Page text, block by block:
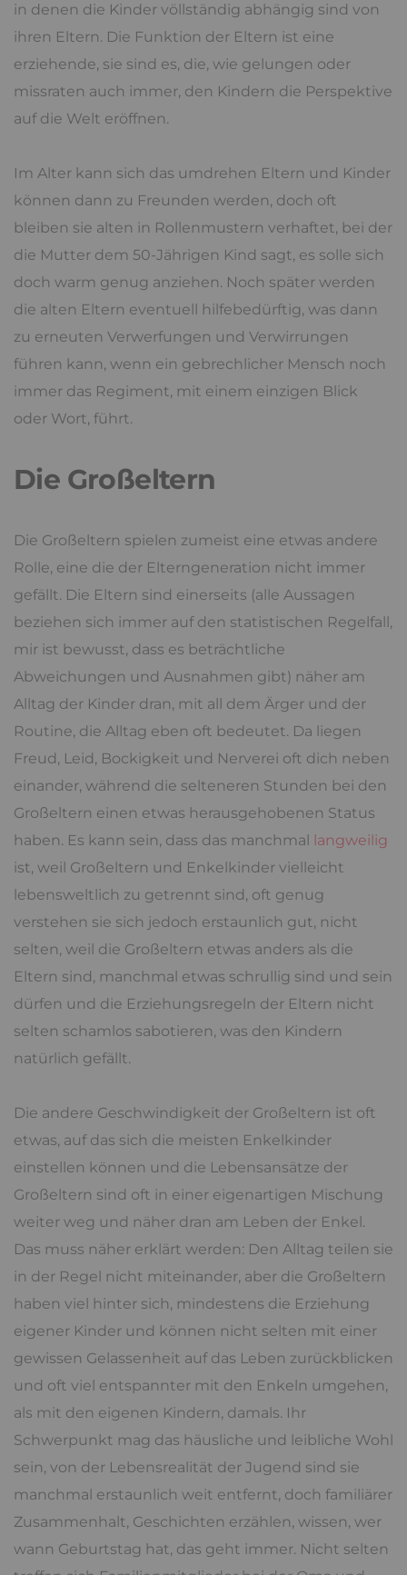
in denen die Kinder völlständig abhängig sind von
ihren Eltern. Die Funktion der Eltern ist eine
erziehende, sie sind es, die, wie gelungen oder
missraten auch immer, den Kindern die Perspektive
auf die Welt eröffnen.
Im Alter kann sich das umdrehen Eltern und Kinder
können dann zu Freunden werden, doch oft
bleiben sie alten in Rollenmustern verhaftet, bei der
die Mutter dem 50-Jährigen Kind sagt, es solle sich
doch warm genug anziehen. Noch später werden
die alten Eltern eventuell hilfebedürftig, was dann
zu erneuten Verwerfungen und Verwirrungen
führen kann, wenn ein gebrechlicher Mensch noch
immer das Regiment, mit einem einzigen Blick
oder Wort, führt.
Die Großeltern
Die Großeltern spielen zumeist eine etwas andere
Rolle, eine die der Elterngeneration nicht immer
gefällt. Die Eltern sind einerseits (alle Aussagen
beziehen sich immer auf den statistischen Regelfall,
mir ist bewusst, dass es beträchtliche
Abweichungen und Ausnahmen gibt) näher am
Alltag der Kinder dran, mit all dem Ärger und der
Routine, die Alltag eben oft bedeutet. Da liegen
Freud, Leid, Bockigkeit und Nerverei oft dich neben
einander, während die selteneren Stunden bei den
Großeltern einen etwas herausgehobenen Status
haben. Es kann sein, dass das manchmal langweilig
ist, weil Großeltern und Enkelkinder vielleicht
lebensweltlich zu getrennt sind, oft genug
verstehen sie sich jedoch erstaunlich gut, nicht
selten, weil die Großeltern etwas anders als die
Eltern sind, manchmal etwas schrullig sind und sein
dürfen und die Erziehungsregeln der Eltern nicht
selten schamlos sabotieren, was den Kindern
natürlich gefällt.
Die andere Geschwindigkeit der Großeltern ist oft
etwas, auf das sich die meisten Enkelkinder
einstellen können und die Lebensansätze der
Großeltern sind oft in einer eigenartigen Mischung
weiter weg und näher dran am Leben der Enkel.
Das muss näher erklärt werden: Den Alltag teilen sie
in der Regel nicht miteinander, aber die Großeltern
haben viel hinter sich, mindestens die Erziehung
eigener Kinder und können nicht selten mit einer
gewissen Gelassenheit auf das Leben zurückblicken
und oft viel entspannter mit den Enkeln umgehen,
als mit den eigenen Kindern, damals. Ihr
Schwerpunkt mag das häusliche und leibliche Wohl
sein, von der Lebensrealität der Jugend sind sie
manchmal erstaunlich weit entfernt, doch familiärer
Zusammenhalt, Geschichten erzählen, wissen, wer
wann Geburtstag hat, das geht immer. Nicht selten